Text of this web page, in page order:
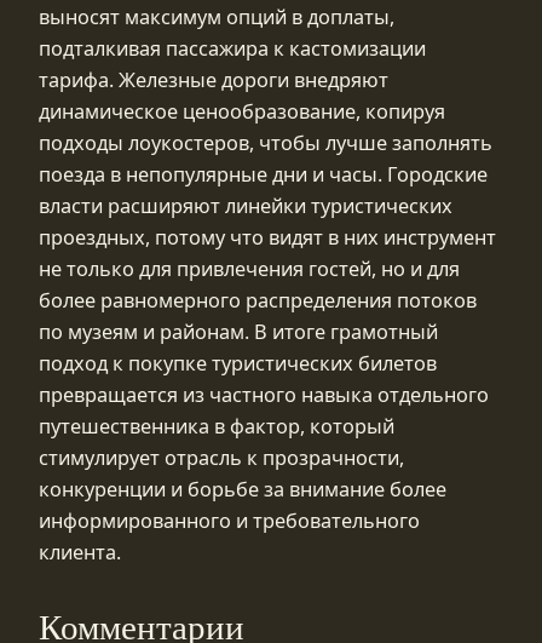
выносят максимум опций в доплаты,
подталкивая пассажира к кастомизации
тарифа. Железные дороги внедряют
динамическое ценообразование, копируя
подходы лоукостеров, чтобы лучше заполнять
поезда в непопулярные дни и часы. Городские
власти расширяют линейки туристических
проездных, потому что видят в них инструмент
не только для привлечения гостей, но и для
более равномерного распределения потоков
по музеям и районам. В итоге грамотный
подход к покупке туристических билетов
превращается из частного навыка отдельного
путешественника в фактор, который
стимулирует отрасль к прозрачности,
конкуренции и борьбе за внимание более
информированного и требовательного
клиента.
Комментарии